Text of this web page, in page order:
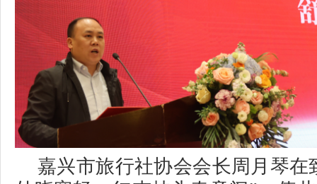
嘉兴市旅行社协会会长周月琴在